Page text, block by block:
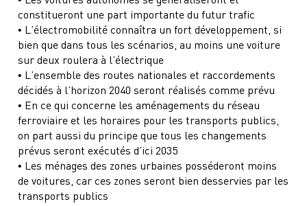
constitueront une part importante du futur trafic
• L’électromobilité connaîtra un fort développement, si
bien que dans tous les scénarios, au moins une voiture
sur deux roulera à l’électrique
• L’ensemble des routes nationales et raccordements
décidés à l’horizon 2040 seront réalisés comme prévu
• En ce qui concerne les aménagements du réseau
ferroviaire et les horaires pour les transports publics,
on part aussi du principe que tous les changements
prévus seront exécutés d’ici 2035
• Les ménages des zones urbaines posséderont moins
de voitures, car ces zones seront bien desservies par les
transports publics